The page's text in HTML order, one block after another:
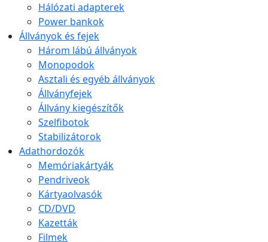
Hálózati adapterek
Power bankok
Állványok és fejek
Három lábú állványok
Monopodok
Asztali és egyéb állványok
Állványfejek
Állvány kiegészítők
Szelfibotok
Stabilizátorok
Adathordozók
Memóriakártyák
Pendriveok
Kártyaolvasók
CD/DVD
Kazetták
Filmek